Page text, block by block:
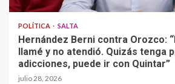
POLÍTICA SALTA
Hernández Berni contra Orozco:
llamé y no atendió. Quizás tenga
adicciones, puede ir con Quintar”
julio 28, 2026